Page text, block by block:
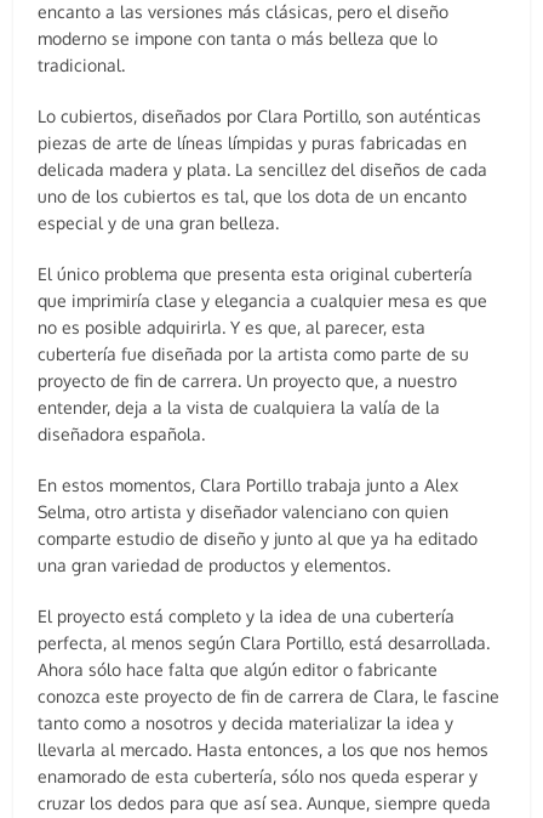
encanto a las versiones más clásicas, pero el diseño
moderno se impone con tanta o más belleza que lo
tradicional.
Lo cubiertos, diseñados por Clara Portillo, son auténticas
piezas de arte de líneas límpidas y puras fabricadas en
delicada madera y plata. La sencillez del diseños de cada
uno de los cubiertos es tal, que los dota de un encanto
especial y de una gran belleza.
El único problema que presenta esta original cubertería
que imprimiría clase y elegancia a cualquier mesa es que
no es posible adquirirla. Y es que, al parecer, esta
cubertería fue diseñada por la artista como parte de su
proyecto de fin de carrera. Un proyecto que, a nuestro
entender, deja a la vista de cualquiera la valía de la
diseñadora española.
En estos momentos, Clara Portillo trabaja junto a Alex
Selma, otro artista y diseñador valenciano con quien
comparte estudio de diseño y junto al que ya ha editado
una gran variedad de productos y elementos.
El proyecto está completo y la idea de una cubertería
perfecta, al menos según Clara Portillo, está desarrollada.
Ahora sólo hace falta que algún editor o fabricante
conozca este proyecto de fin de carrera de Clara, le fascine
tanto como a nosotros y decida materializar la idea y
llevarla al mercado. Hasta entonces, a los que nos hemos
enamorado de esta cubertería, sólo nos queda esperar y
cruzar los dedos para que así sea. Aunque, siempre queda